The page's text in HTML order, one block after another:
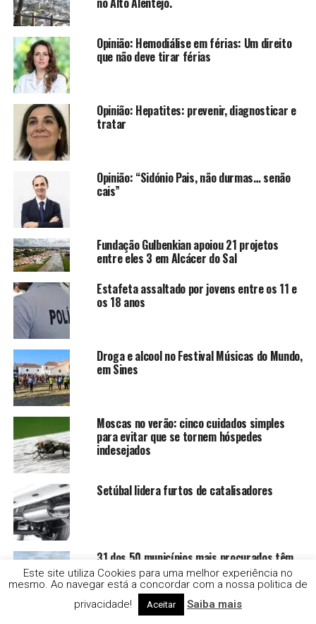
Opinião: Hemodiálise em férias: Um direito
que não deve tirar férias
Opinião: Hepatites: prevenir, diagnosticar e
tratar
Opinião: “Sidónio Pais, não durmas… senão
cais”
Fundação Gulbenkian apoiou 21 projetos
entre eles 3 em Alcácer do Sal
Estafeta assaltado por jovens entre os 11 e
os 18 anos
Droga e alcool no Festival Músicas do Mundo,
em Sines
Moscas no verão: cinco cuidados simples
para evitar que se tornem hóspedes
indesejados
Setúbal lidera furtos de catalisadores
31 dos 50 municípios mais procurados têm
rendas abaixo de 1.000 euros.
Este site utiliza Cookies para uma melhor experiência no
mesmo. Ao navegar está a concordar com a nossa politica de
privacidade!
Aceitar Saiba mais